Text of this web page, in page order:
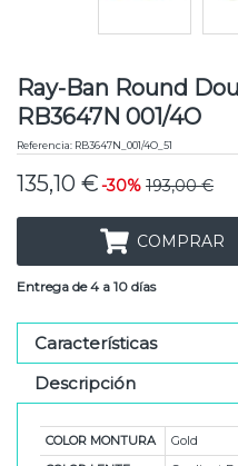
Ray-Ban Round
RB3647N 001/4O
Referencia: RB3647N_001/4O_51
135,10 €-30% 193,00 €
COMPRAR
Entrega de 4 a 10 días
Características
Descripción
COLOR MONTURA
Gold